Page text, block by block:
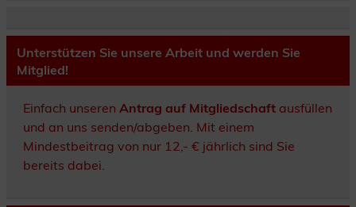
Unterstützen Sie unsere Arbeit und werden Sie
Mitglied!
Einfach unseren Antrag auf Mitgliedschaftausfüllen
und an uns senden/abgeben. Mit einem
Mindestbeitrag von nur 12,- € jährlich sind Sie
bereits dabei.